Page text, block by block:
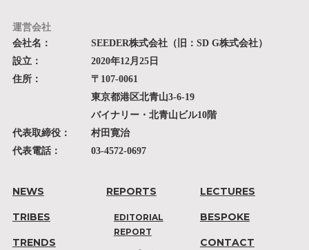
運営会社
会社名：
SEEDER株式会社（旧：SD G株式会社）
設立：
2020年12月25日
住所：
〒107-0061
東京都港区北青山3-6-19
バイナリー・北青山ビル10階
代表取締役：
村田寛治
代表電話：
03-4572-0697
NEWS
TRIBES
TRENDS
REPORTS
EDITORIAL
REPORT
LECTURES
BESPOKE
CONTACT